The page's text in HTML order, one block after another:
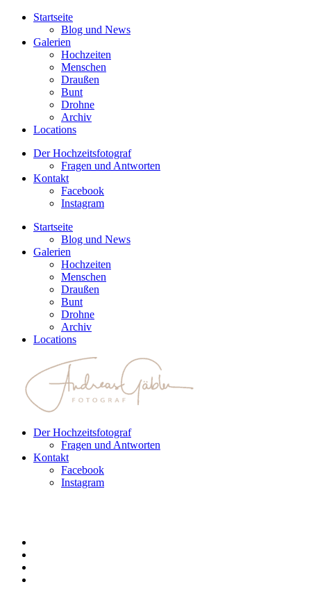
Startseite
Blog und News
Galerien
Hochzeiten
Menschen
Draußen
Bunt
Drohne
Archiv
Locations
Der Hochzeitsfotograf
Fragen und Antworten
Kontakt
Facebook
Instagram
Startseite
Blog und News
Galerien
Hochzeiten
Menschen
Draußen
Bunt
Drohne
Archiv
Locations
Der Hochzeitsfotograf
Fragen und Antworten
Kontakt
Facebook
Instagram